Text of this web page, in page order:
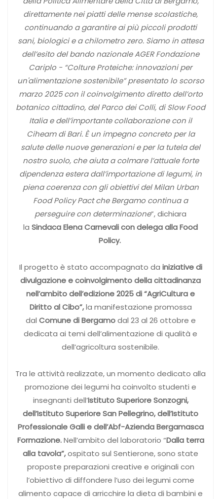
direttamente nei piatti delle mense scolastiche,
continuando a garantire ai più piccoli prodotti
sani, biologici e a chilometro zero. Siamo in attesa
dell’esito del bando nazionale AGER Fondazione
Cariplo - “Colture Proteiche: innovazioni per
un'alimentazione sostenibile” presentato lo scorso
marzo 2025 con il coinvolgimento diretto dell’orto
botanico cittadino, del Parco dei Colli, di Slow Food
Italia e dell’importante collaborazione con il
Ciheam di Bari. È un impegno concreto per la
salute delle nuove generazioni e per la tutela del
nostro suolo, che aiuta a colmare l’attuale forte
dipendenza estera dall’importazione di legumi, in
piena coerenza con gli obiettivi del Milan Urban
Food Policy Pact che Bergamo continua a
perseguire con determinazione”, dichiara
la Sindaca Elena Carnevali con delega alla Food
Policy.
Il progetto è stato accompagnato da iniziative di
divulgazione e coinvolgimento della cittadinanza
nell’ambito dell’edizione 2025 di “AgriCultura e
Diritto al Cibo”,la manifestazione promossa
dal Comune di Bergamodal 23 al 26 ottobre e
dedicata ai temi dell’alimentazione di qualità e
dell’agricoltura sostenibile.
Tra le attività realizzate, un momento dedicato alla
promozione dei legumi ha coinvolto studenti e
insegnanti dell’Istituto Superiore Sonzogni,
dell’Istituto Superiore San Pellegrino, dell’Istituto
Professionale Galli e dell’Abf-Azienda Bergamasca
Formazione.Nell’ambito del laboratorio “Dalla terra
alla tavola”,ospitato sul Sentierone, sono state
proposte preparazioni creative e originali con
l’obiettivo di diffondere l’uso dei legumi come
alimento capace di arricchire la dieta di bambini e